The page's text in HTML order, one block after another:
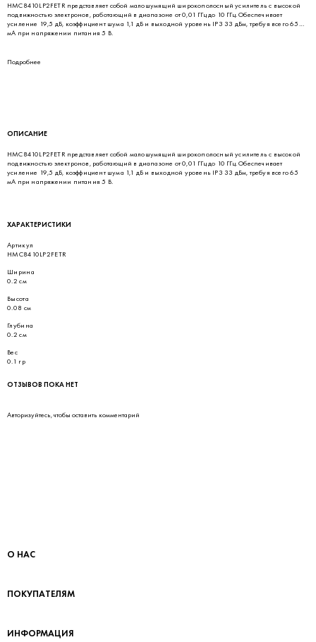
HMC8410LP2FETR представляет собой малошумящий широкополосный усилитель с высокой
подвижностью электронов, работающий в диапазоне от 0,01 ГГц до 10 ГГц. Обеспечивает
усиление 19,5 дБ, коэффициент шума 1,1 дБ и выходной уровень IP3 33 дБм, требуя всего 65
мА при напряжении питания 5 В.
Подробнее
ОПИСАНИЕ
HMC8410LP2FETR представляет собой малошумящий широкополосный усилитель с высокой
подвижностью электронов, работающий в диапазоне от 0,01 ГГц до 10 ГГц. Обеспечивает
усиление 19,5 дБ, коэффициент шума 1,1 дБ и выходной уровень IP3 33 дБм, требуя всего 65
мА при напряжении питания 5 В.
ХАРАКТЕРИСТИКИ
Артикул
HMC8410LP2FETR
Ширина
0.2 см
Высота
0.08 см
Глубина
0.2 см
Вес
0.1 гр
ОТЗЫВОВ ПОКА НЕТ
Авторизуйтесь, чтобы оставить комментарий
О НАС
ПОКУПАТЕЛЯМ
ИНФОРМАЦИЯ